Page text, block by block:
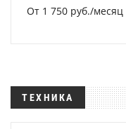
От 1 750 руб./месяц
ТЕХНИКА